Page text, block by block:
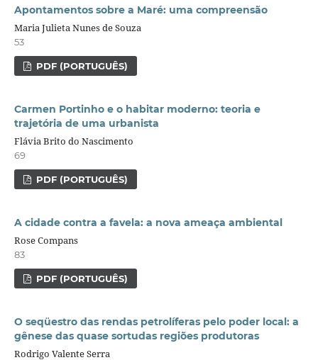
Apontamentos sobre a Maré: uma compreensão
Maria Julieta Nunes de Souza
53
PDF (PORTUGUÊS)
Carmen Portinho e o habitar moderno: teoria e
trajetória de uma urbanista
Flávia Brito do Nascimento
69
PDF (PORTUGUÊS)
A cidade contra a favela: a nova ameaça ambiental
Rose Compans
83
PDF (PORTUGUÊS)
O seqüestro das rendas petrolíferas pelo poder local: a
gênese das quase sortudas regiões produtoras
Rodrigo Valente Serra